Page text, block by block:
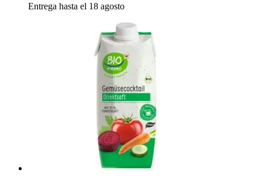
Entrega hasta el 18 agosto